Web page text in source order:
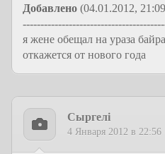
Добавлено (04.01.2012,
я жене обещал на ураза
откажется от нового года
Сыргелi
4 Января 2012 в 22:56